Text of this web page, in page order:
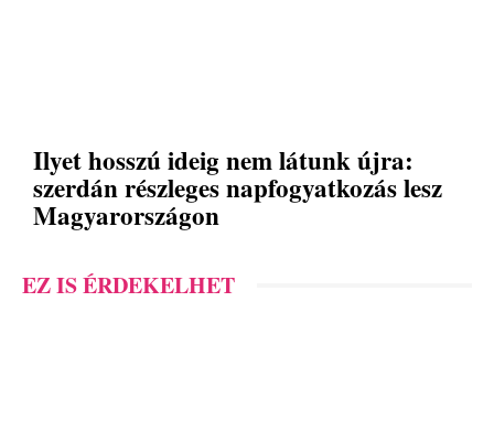
Ilyet hosszú ideig nem látunk újra:
szerdán részleges napfogyatkozás lesz
Magyarországon
EZ IS ÉRDEKELHET